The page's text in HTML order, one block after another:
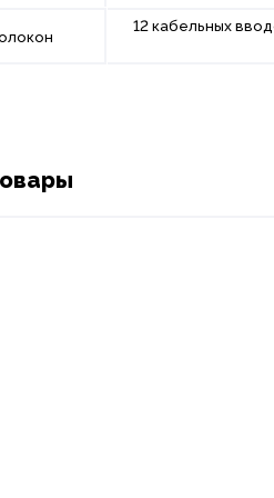
12 кабельных